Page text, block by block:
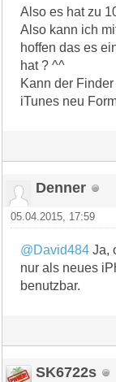
Also es hat zu
Also kann ich
hoffen das es
hat ? ^^
Kann der
iTunes neu
Denner
05.04.2015, 17:59
@David484 Ja,
nur als neues
benutzbar.
SK6722s